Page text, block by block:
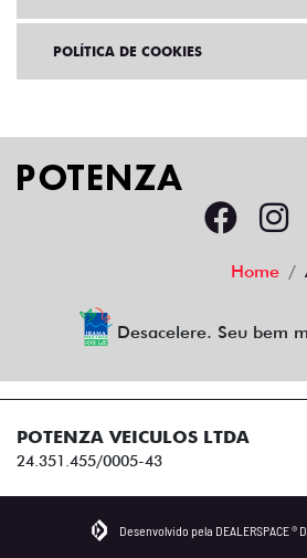
POLÍTICA DE COOKIES
Home
Desacelere. Seu bem
POTENZA VEICULOS LTDA
24.351.455/0005-43
Desenvolvido pela DEALERSPACE ®